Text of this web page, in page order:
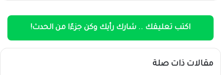
اكتب تعليقك .. شارك رأيك وكن جزءًا من الحدث!
مقالات ذات صلة